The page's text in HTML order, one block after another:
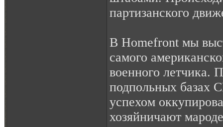
партизанского
В Homefront мы
самого
военного летчика.
подпольных базах
успехом
хозяйничают